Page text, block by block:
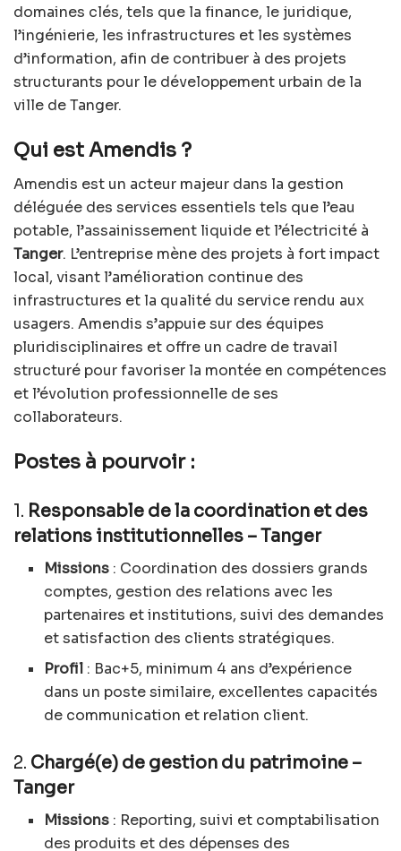
domaines clés, tels que la finance, le juridique,
l’ingénierie, les infrastructures et les systèmes
d’information, afin de contribuer à des projets
structurants pour le développement urbain de la
ville de Tanger.
Qui est Amendis ?
Amendis est un acteur majeur dans la gestion
déléguée des services essentiels tels que l’eau
potable, l’assainissement liquide et l’électricité à
Tanger. L’entreprise mène des projets à fort impact
local, visant l’amélioration continue des
infrastructures et la qualité du service rendu aux
usagers. Amendis s’appuie sur des équipes
pluridisciplinaires et offre un cadre de travail
structuré pour favoriser la montée en compétences
et l’évolution professionnelle de ses
collaborateurs.
Postes à pourvoir :
1. Responsable de la coordination et des
relations institutionnelles – Tanger
Missions : Coordination des dossiers grands
comptes, gestion des relations avec les
partenaires et institutions, suivi des demandes
et satisfaction des clients stratégiques.
Profil : Bac+5, minimum 4 ans d’expérience
dans un poste similaire, excellentes capacités
de communication et relation client.
2. Chargé(e) de gestion du patrimoine –
Tanger
Missions : Reporting, suivi et comptabilisation
des produits et des dépenses des